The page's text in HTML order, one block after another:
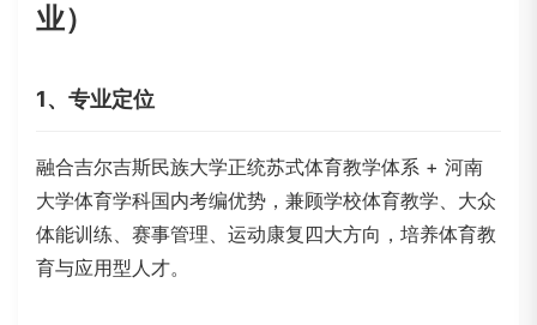
业）
1、专业定位
融合吉尔吉斯民族大学正统苏式体育教学体系 + 河南
大学体育学科国内考编优势，兼顾学校体育教学、大众
体能训练、赛事管理、运动康复四大方向，培养体育教
育与应用型人才。